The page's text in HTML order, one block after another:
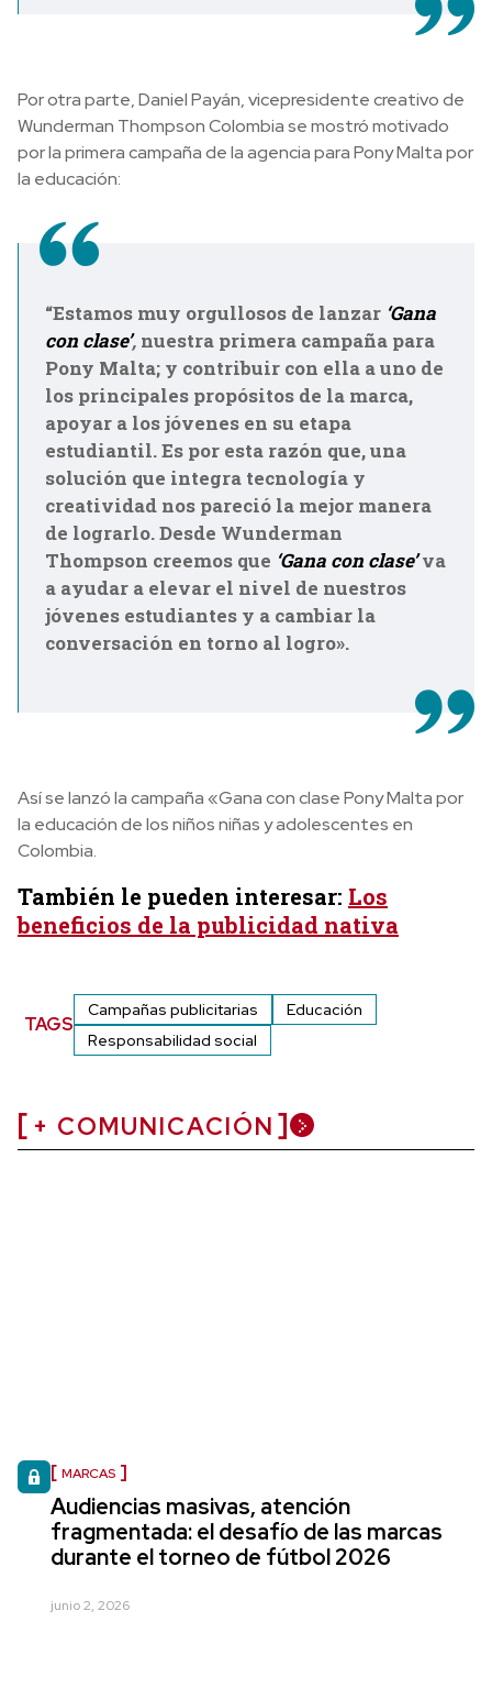
Por otra parte, Daniel Payán, vicepresidente creativo de
Wunderman Thompson Colombia se mostró motivado
por la primera campaña de la agencia para Pony Malta por
la educación:
“Estamos muy orgullosos de lanzar ‘Gana
con clase’, nuestra primera campaña para
Pony Malta; y contribuir con ella a uno de
los principales propósitos de la marca,
apoyar a los jóvenes en su etapa
estudiantil. Es por esta razón que, una
solución que integra tecnología y
creatividad nos pareció la mejor manera
de lograrlo. Desde Wunderman
Thompson creemos que ‘Gana con clase’va
a ayudar a elevar el nivel de nuestros
jóvenes estudiantes y a cambiar la
conversación en torno al logro».
Así se lanzó la campaña «Gana con clase Pony Malta por
la educación de los niños niñas y adolescentes en
Colombia.
También le pueden interesar: Los
beneficios de la publicidad nativa
TAGS
Campañas publicitarias
Educación
Responsabilidad social
+ COMUNICACIÓN
MARCAS
Audiencias masivas, atención
fragmentada: el desafío de las marcas
durante el torneo de fútbol 2026
junio 2, 2026